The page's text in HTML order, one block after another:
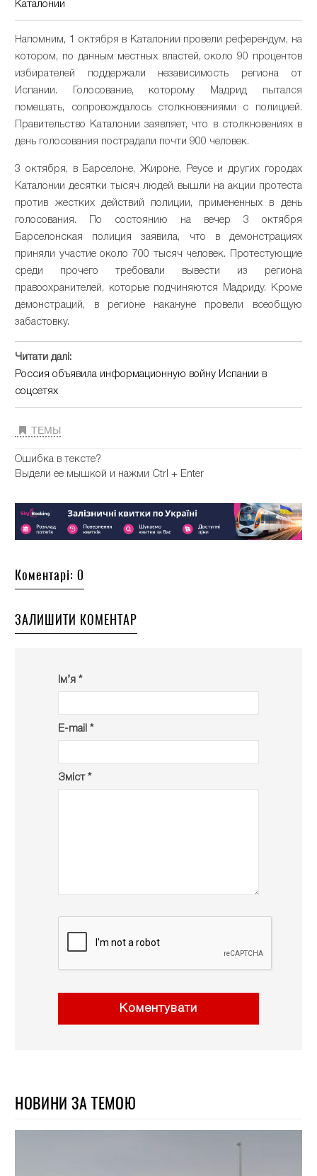
Каталонии
Напомним, 1 октября в Каталонии провели референдум, на
котором, по данным местных властей, около 90 процентов
избирателей поддержали независимость региона от
Испании. Голосование, которому Мадрид пытался
помешать, сопровождалось столкновениями с полицией.
Правительство Каталонии заявляет, что в столкновениях в
день голосования пострадали почти 900 человек.
3 октября, в Барселоне, Жироне, Реусе и других городах
Каталонии десятки тысяч людей вышли на акции протеста
против жестких действий полиции, примененных в день
голосования. По состоянию на вечер 3 октября
Барселонская полиция заявила, что в демонстрациях
приняли участие около 700 тысяч человек. Протестующие
среди прочего требовали вывести из региона
правоохранителей, которые подчиняются Мадриду. Кроме
демонстраций, в регионе накануне провели всеобщую
забастовку.
Читати далі:
Россия объявила информационную войну Испании в
соцсетях
ТЕМЫ
Ошибка в тексте?
Выдели ее мышкой и нажми Ctrl + Enter
Коментарі: 0
ЗАЛИШИТИ КОМЕНТАР
Ім’я *
E-mail *
Зміст *
Коментувати
НОВИНИ ЗА ТЕМОЮ